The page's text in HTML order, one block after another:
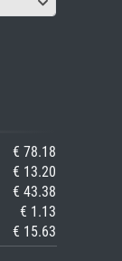
€ 78.18
€ 13.20
€ 43.38
€ 1.13
€ 15.63